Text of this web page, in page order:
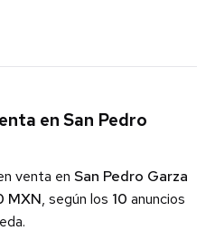
en San Pedro
venta en San Pedro Garza
MXN, según los 10 anuncios